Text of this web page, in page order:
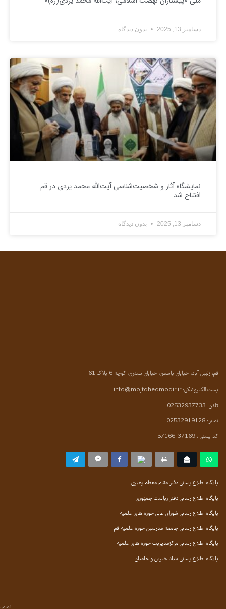
دسامبر 13, 2025 بدون دیدگاه
نمایشگاه آثار و شخصیت‌شناسی آیت‌الله محمد یزدی در قم
افتتاح شد
دسامبر 13, 2025 بدون دیدگاه
قم، زنبیل آباد، خیابان یاسمن، خیابان نسترن، کوچه 6 پلاک 61
پست الکترونیکی:info@mojtahedmodir.ir
تلفن: 02532937733
نمابر: 02532919128
کد پستی : 37169-57166
پایگاه اطلاع رسانی دفتر مقام معظم رهبری
پایگاه اطلاع رسانی دفتر ریاست جمهوری
پایگاه اطلاع رسانی شورای عالی حوزه های علمیه
پایگاه اطلاع رسانی جامعه مدرسین حوزه علمیه قم
پایگاه اطلاع رسانی مرکزمدیریت حوزه های علمیه
پایگاه اطلاع رسانی بنیاد خیرین و حامیان